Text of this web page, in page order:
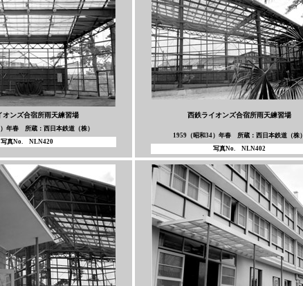
オンズ合宿所雨天練習場
年春 所蔵：西日本鉄道（株）
写真No. NLN420
西鉄ライオンズ合宿所雨天練習場
1959（昭和34）年春 所蔵：西日本鉄道（株）
写真No. NLN402